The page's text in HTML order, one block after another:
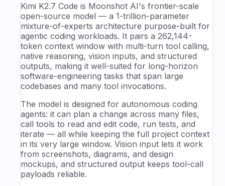
Kimi K2.7 Code is Moonshot AI's frontier-scale
open-source model — a 1-trillion-parameter
mixture-of-experts architecture purpose-built for
agentic coding workloads. It pairs a 262,144-
token context window with multi-turn tool calling,
native reasoning, vision inputs, and structured
outputs, making it well-suited for long-horizon
software-engineering tasks that span large
codebases and many tool invocations.
The model is designed for autonomous coding
agents: it can plan a change across many files,
call tools to read and edit code, run tests, and
iterate — all while keeping the full project context
in its very large window. Vision input lets it work
from screenshots, diagrams, and design
mockups, and structured output keeps tool-call
payloads reliable.